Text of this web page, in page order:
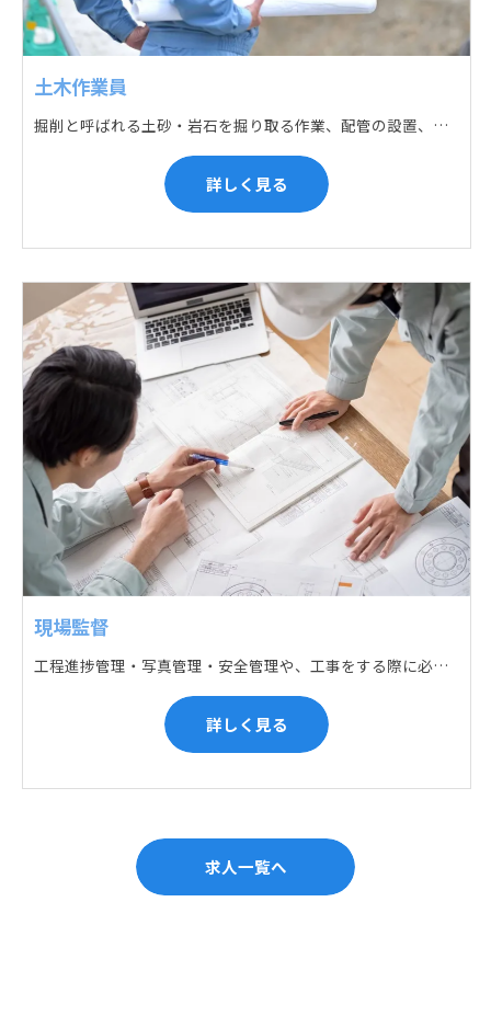
土木作業員
掘削と呼ばれる土砂・岩石を掘り取る作業、配管の設置、埋戻しの順に手作業と機械作業の併用をして行います。また、作業に使用する管材料の運搬作業も、機械と手作業にて行っています。
詳しく見る
現場監督
工程進捗管理・写真管理・安全管理や、工事をする際に必要な各種書類作成・届出 (申請) などの現場管理業務をお任せします。遅れている箇所のサポートに入るなど、臨機応変な対応が必要になります。
詳しく見る
求人一覧へ